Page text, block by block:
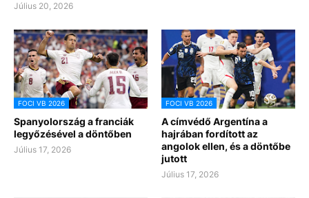
Július 20, 2026
FOCI VB 2026
Spanyolország a franciák
legyőzésével a döntőben
Július 17, 2026
FOCI VB 2026
A címvédő Argentína a
hajrában fordított az
angolok ellen, és a döntőbe
jutott
Július 17, 2026